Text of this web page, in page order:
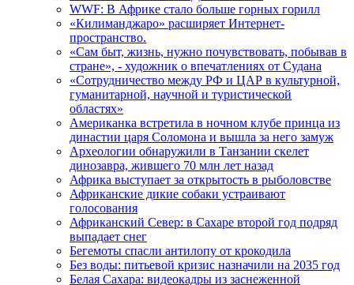
WWF: В Африке стало больше горных горилл
«Килиманджаро» расширяет Интернет-
пространство.
«Сам быт, жизнь, нужно почувствовать, побывав в
стране», - художник о впечатлениях от Судана
«Сотрудничество между РФ и ЦАР в культурной,
гуманитарной, научной и туристической
областях»
Американка встретила в ночном клубе принца из
династии царя Соломона и вышла за него замуж
Археологии обнаружили в Танзании скелет
динозавра, жившего 70 млн лет назад
Африка выступает за открытость в рыболовстве
Африканские дикие собаки устраивают
голосования
Африканский Север: в Сахаре второй год подряд
выпадает снег
Бегемоты спасли антилопу от крокодила
Без воды: питьевой кризис назначили на 2035 год
Белая Сахара: видеокадры из заснеженной